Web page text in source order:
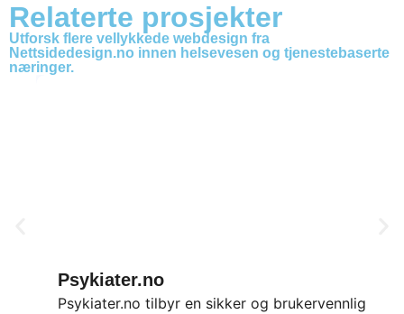
Relaterte prosjekter
Utforsk flere vellykkede webdesign fra
Nettsidedesign.no innen helsevesen og tjenestebaserte
næringer.
Psykiater.no
Psykiater.no tilbyr en sikker og brukervennlig